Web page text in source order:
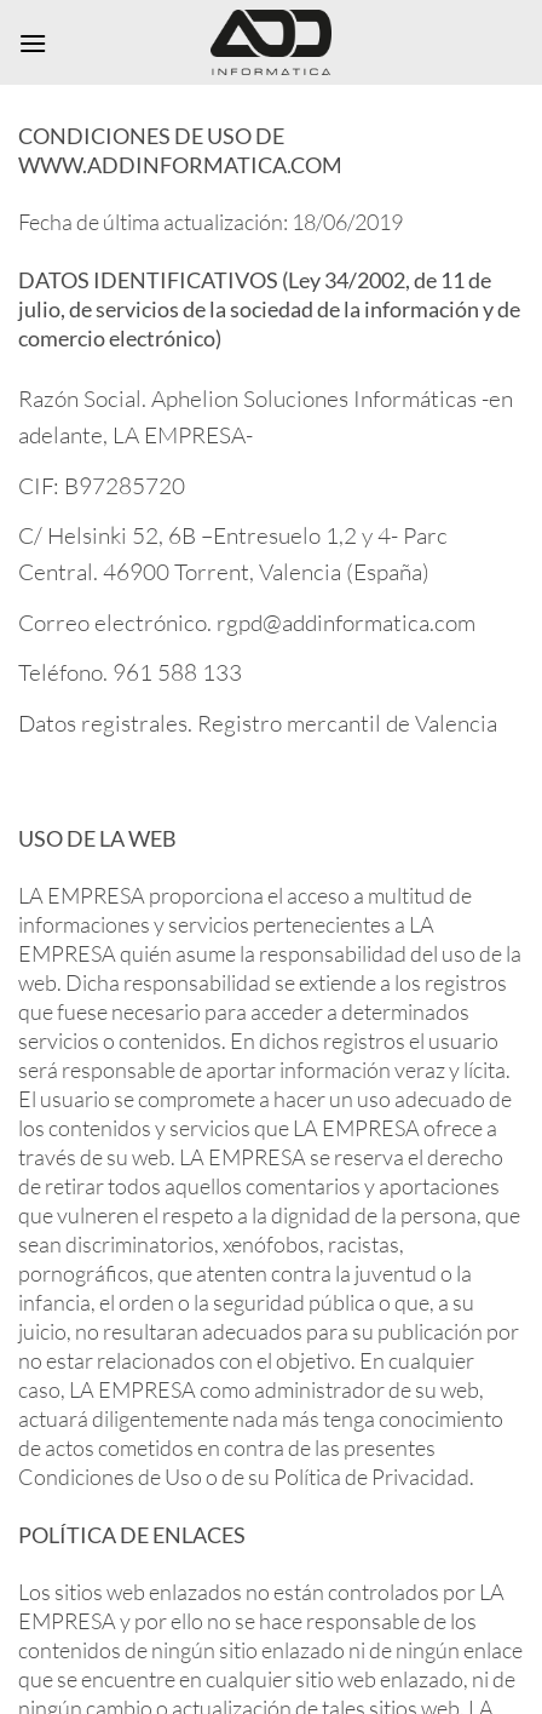
CONDICIONES DE USO DE
WWW.ADDINFORMATICA.COM
Fecha de última actualización: 18/06/2019
DATOS IDENTIFICATIVOS (Ley 34/2002, de 11 de
julio, de servicios de la sociedad de la información y de
comercio electrónico)
Razón Social. Aphelion Soluciones Informáticas -en
adelante, LA EMPRESA-
CIF: B97285720
C/ Helsinki 52, 6B –Entresuelo 1,2 y 4- Parc
Central. 46900 Torrent, Valencia (España)
Correo electrónico. rgpd@addinformatica.com
Teléfono. 961 588 133
Datos registrales. Registro mercantil de Valencia
USO DE LA WEB
LA EMPRESA proporciona el acceso a multitud de
informaciones y servicios pertenecientes a LA
EMPRESA quién asume la responsabilidad del uso de la
web. Dicha responsabilidad se extiende a los registros
que fuese necesario para acceder a determinados
servicios o contenidos. En dichos registros el usuario
será responsable de aportar información veraz y lícita.
El usuario se compromete a hacer un uso adecuado de
los contenidos y servicios que LA EMPRESA ofrece a
través de su web. LA EMPRESA se reserva el derecho
de retirar todos aquellos comentarios y aportaciones
que vulneren el respeto a la dignidad de la persona, que
sean discriminatorios, xenófobos, racistas,
pornográficos, que atenten contra la juventud o la
infancia, el orden o la seguridad pública o que, a su
juicio, no resultaran adecuados para su publicación por
no estar relacionados con el objetivo. En cualquier
caso, LA EMPRESA como administrador de su web,
actuará diligentemente nada más tenga conocimiento
de actos cometidos en contra de las presentes
Condiciones de Uso o de su Política de Privacidad.
POLÍTICA DE ENLACES
Los sitios web enlazados no están controlados por LA
EMPRESA y por ello no se hace responsable de los
contenidos de ningún sitio enlazado ni de ningún enlace
que se encuentre en cualquier sitio web enlazado, ni de
ningún cambio o actualización de tales sitios web. LA